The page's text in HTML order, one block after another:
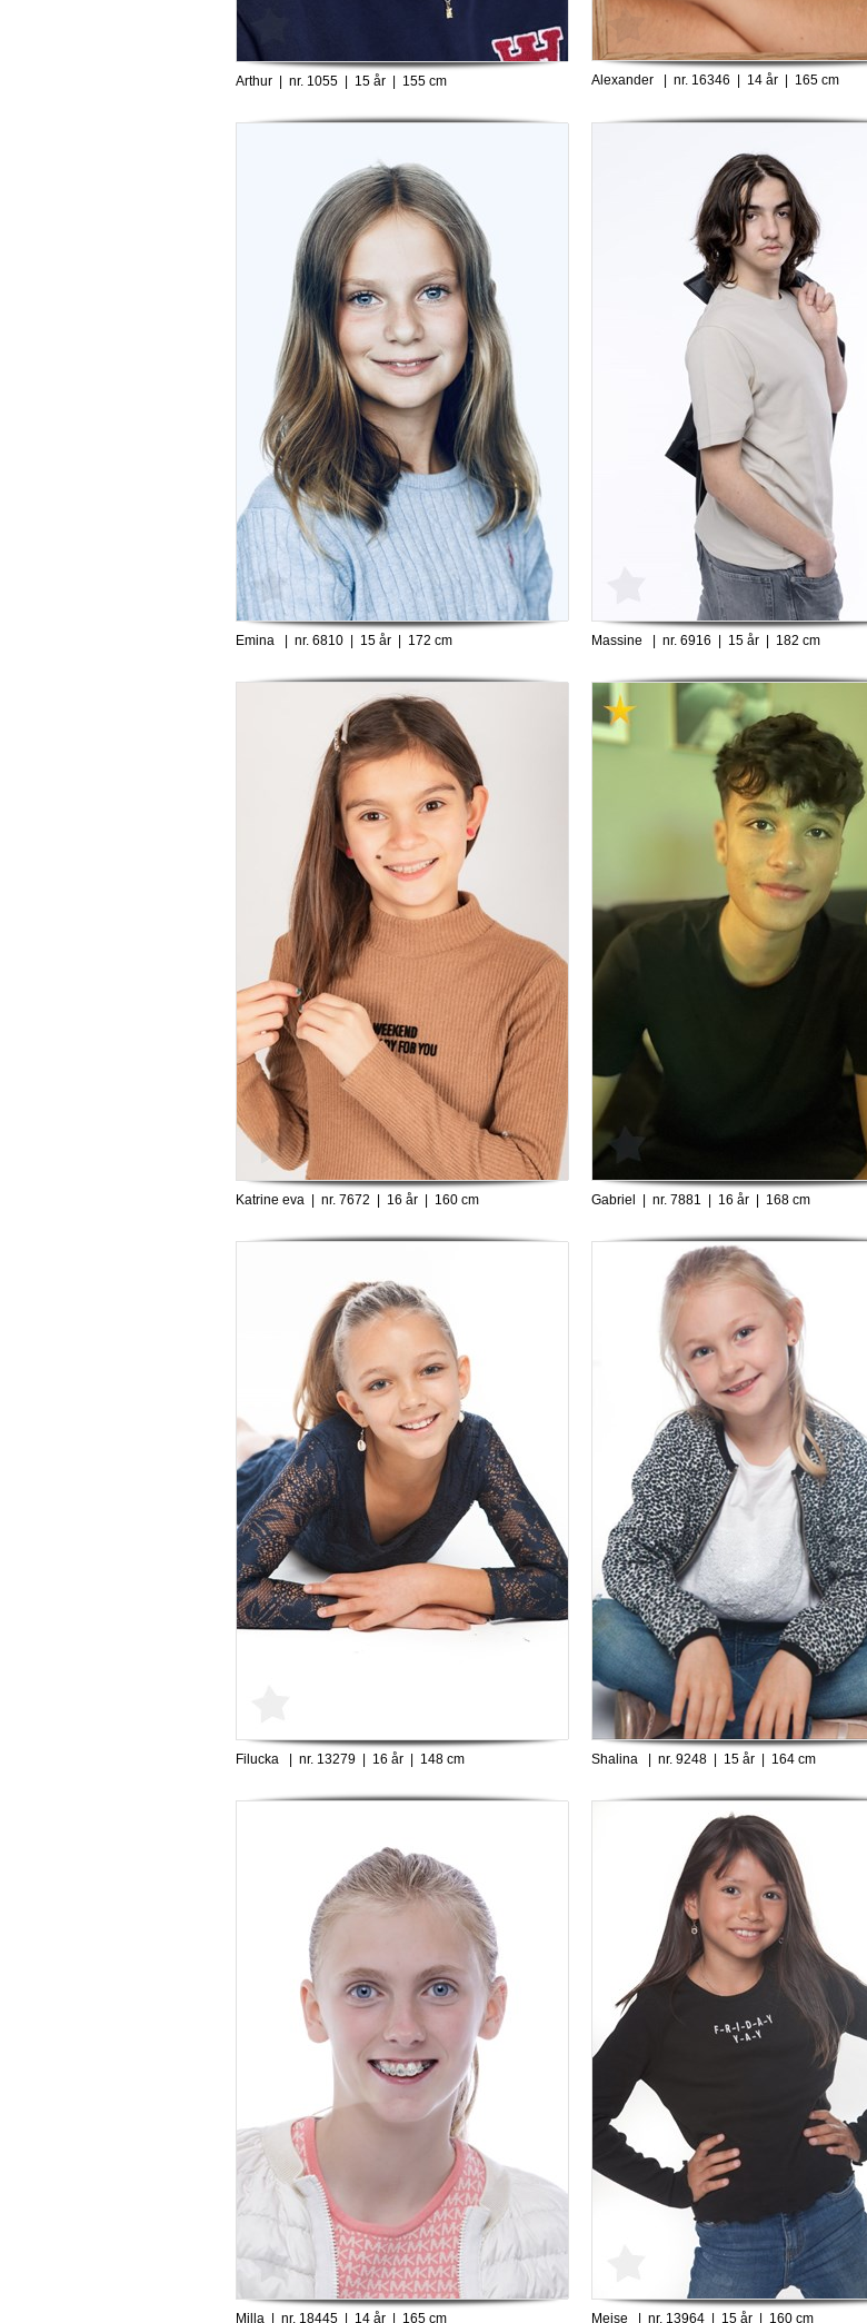
Arthur | nr. 1055 | 15 år | 155 cm Alexander | nr. 16346 | 14 år | 165 cm
Emina | nr. 6810 | 15 år | 172 cm Massine | nr. 6916 | 15 år | 182 cm
Katrine eva | nr. 7672 | 16 år | 160 cm Gabriel | nr. 7881 | 16 år | 168 cm
Filucka | nr. 13279 | 16 år | 148 cm Shalina | nr. 9248 | 15 år | 164 cm
Milla | nr. 18445 | 14 år | 165 cm Mejse | nr. 13964 | 15 år | 160 cm